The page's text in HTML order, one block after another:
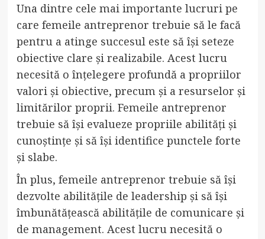
Una dintre cele mai importante lucruri pe
care femeile antreprenor trebuie să le facă
pentru a atinge succesul este să își seteze
obiective clare și realizabile. Acest lucru
necesită o înțelegere profundă a propriilor
valori și obiective, precum și a resurselor și
limitărilor proprii. Femeile antreprenor
trebuie să își evalueze propriile abilități și
cunoștințe și să își identifice punctele forte
și slabe.
În plus, femeile antreprenor trebuie să își
dezvolte abilitățile de leadership și să își
îmbunătățească abilitățile de comunicare și
de management. Acest lucru necesită o